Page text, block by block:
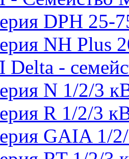
DPH 25-
NH Plus
-
N 1/2/3
R 1/2/3
GAIA 1/